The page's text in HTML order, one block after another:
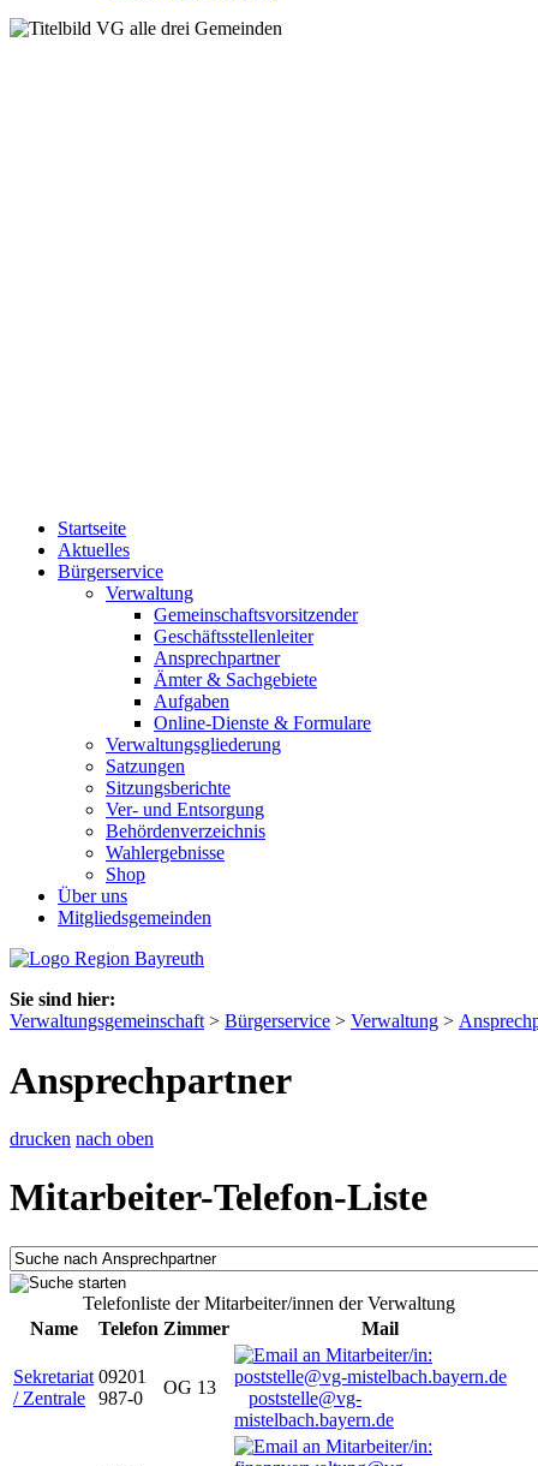
Startseite
Aktuelles
Bürgerservice
Verwaltung
Gemeinschaftsvorsitzender
Geschäftsstellenleiter
Ansprechpartner
Ämter & Sachgebiete
Aufgaben
Online-Dienste & Formulare
Verwaltungsgliederung
Satzungen
Sitzungsberichte
Ver- und Entsorgung
Behördenverzeichnis
Wahlergebnisse
Shop
Über uns
Mitgliedsgemeinden
Sie sind hier:
Verwaltungsgemeinschaft > Bürgerservice > Verwaltung >
Ansprechpartner
drucken nach oben
Mitarbeiter-Telefon-Liste
Telefonliste der Mitarbeiter/innen der Verwaltung
Name
Telefon Zimmer Mail
Sekretariat
/ Zentrale
09201
987-0
OG 13
poststelle@vg-
mistelbach.bayern.de